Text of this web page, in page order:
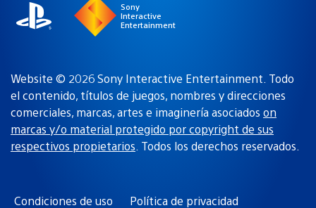
Sony
Interactive
Entertainment
Website © 2026 Sony Interactive Entertainment. Todo
el contenido, títulos de juegos, nombres y direcciones
comerciales, marcas, artes e imaginería asociados on
marcas y/o material protegido por copyright de sus
respectivos propietarios. Todos los derechos reservados.
Condiciones de uso Política de privacidad